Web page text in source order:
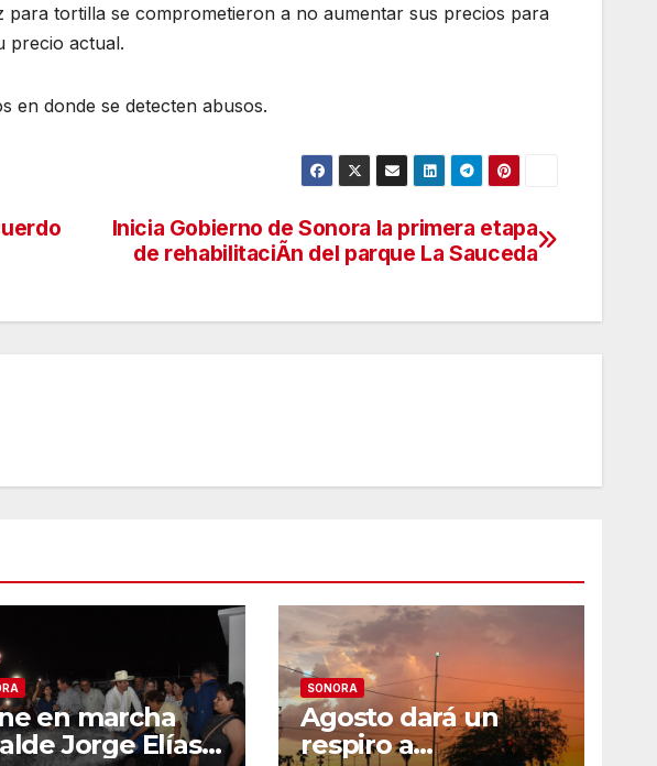
para tortilla se comprometieron a no aumentar sus precios para
precio actual.
en donde se detecten abusos.
Inicia Gobierno de Sonora la primera etapa
de rehabilitaciÃn del parque La Sauceda
en marcha
Jorge Elías
SONORA
Agosto dará un
respiro a